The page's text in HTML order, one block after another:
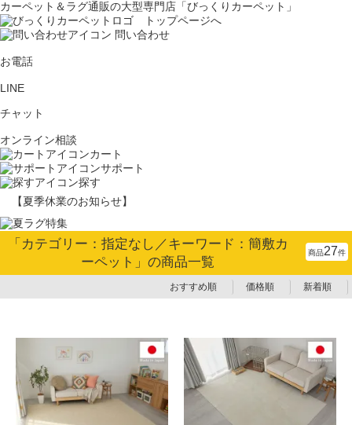
カーペット＆ラグ通販の大型専門店「びっくりカーペット」
問い合わせ
お電話
LINE
チャット
オンライン相談
カート
サポート
探す
【夏季休業のお知らせ】
「カテゴリー：指定なし／キーワード：簡敷カ
ーペット」の商品一覧
商品27件
おすすめ順 価格順 新着順